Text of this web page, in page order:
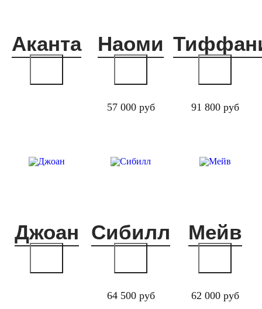
Аканта
57 000 руб
Наоми
91 800 руб
Джоан
64 500 руб
Сибилл
62 000 руб
Мейв